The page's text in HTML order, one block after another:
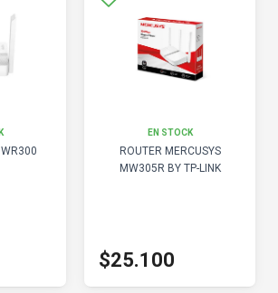
WR300
EN STOCK
ROUTER MERCUSYS
MW305R BY TP-LINK
$25.100